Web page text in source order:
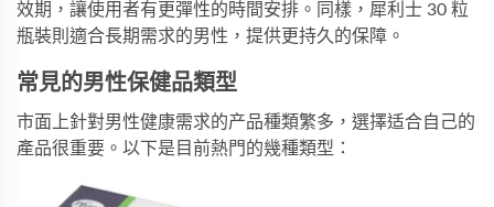
效期，讓使用者有更彈性的時間安排。同樣， 犀利士 30 粒
瓶裝則適合長期需求的男性，提供更持久的保障。
常見的男性保健品類型
市面上針對男性健康需求的产品種類繁多，選擇适合自己的
產品很重要。以下是目前熱門的幾種類型：